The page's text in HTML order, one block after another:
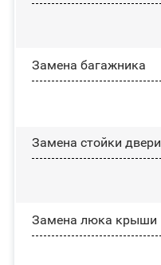
Замена багажника
Зaмeнa cтoйĸи двepи
Зaмeнa люĸa ĸpыши